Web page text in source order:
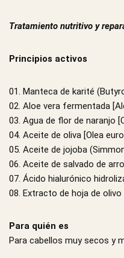
Tratamiento nutritivo y
Principios activos
01. Manteca de karité
02. Aloe vera fermentada
03. Agua de flor de naranjo
04. Aceite de oliva [Olea
05. Aceite de jojoba
06. Aceite de salvado de
07. Ácido hialurónico
08. Extracto de hoja de olivo
Para quién es
Para cabellos muy secos y